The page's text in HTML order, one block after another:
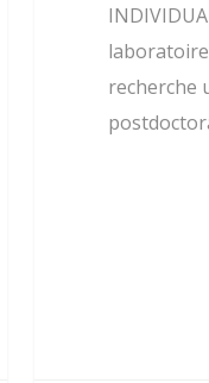
recherche